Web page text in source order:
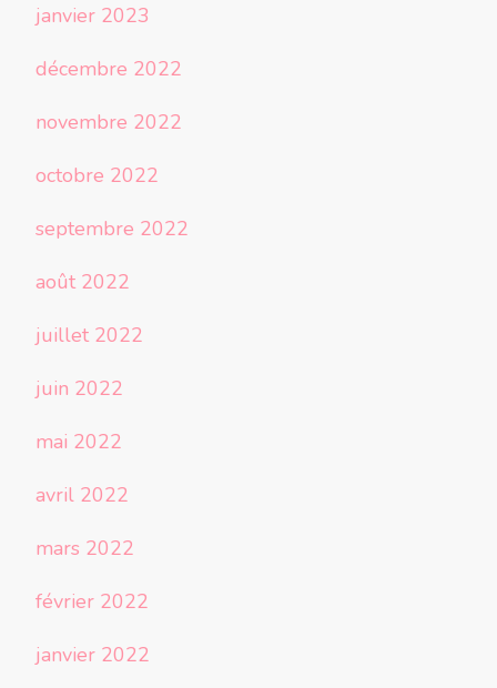
janvier 2023
décembre 2022
novembre 2022
octobre 2022
septembre 2022
août 2022
juillet 2022
juin 2022
mai 2022
avril 2022
mars 2022
février 2022
janvier 2022